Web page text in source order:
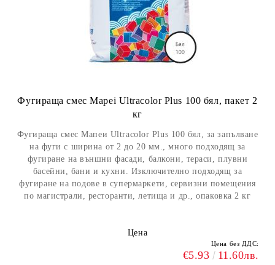
Фугираща смес Mapei Ultracolor Plus 100 бял, пакет 2
кг
Фугираща смес Мапеи Ultracolor Plus 100 бял, за запълване
на фуги с ширина от 2 до 20 мм., много подходящ за
фугиране на външни фасади, балкони, тераси, плувни
басейни, бани и кухни. Изключително подходящ за
фугиране на подове в супермаркети, сервизни помещения
по магистрали, ресторанти, летища и др., опаковка 2 кг
Цена
Цена без ДДС:
€5.93 11.60лв.